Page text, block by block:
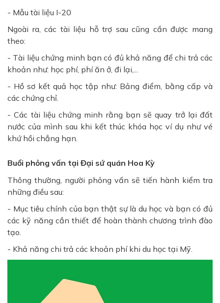
- Mẫu tài liệu I-20
Ngoài ra, các tài liệu hỗ trợ sau cũng cần được mang
theo:
- Tài liệu chứng minh bạn có đủ khả năng để chi trả các
khoản như: học phí, phí ăn ở, đi lại,...
- Hồ sơ kết quả học tập như: Bảng điểm, bằng cấp và
các chứng chỉ.
- Các tài liệu chứng minh rằng bạn sẽ quay trở lại đất
nước của mình sau khi kết thúc khóa học ví dụ như vé
khứ hồi chẳng hạn.
Buổi phỏng vấn tại Đại sứ quán Hoa Kỳ
Thông thường, người phỏng vấn sẽ tiến hành kiểm tra
những điều sau:
- Mục tiêu chính của bạn thật sự là du học và bạn có đủ
các kỹ năng cần thiết để hoàn thành chương trình đào
tạo.
- Khả năng chi trả các khoản phí khi du học tại Mỹ.